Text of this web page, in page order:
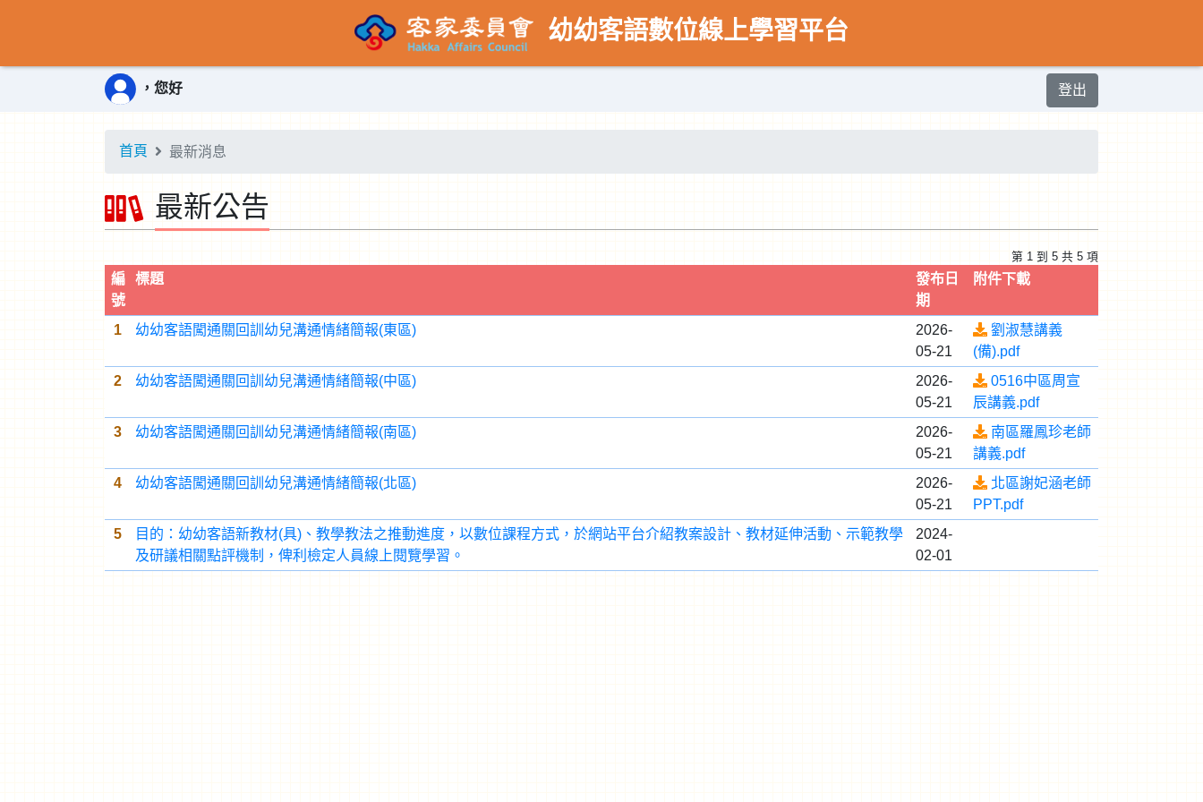
幼幼客語數位線上學習平台
，您好 登出
首頁 最新消息
最新公告
第 1 到 5 共 5 項
編
號
標題
發布日
期
附件下載
1 幼幼客語闖通關回訓幼兒溝通情緒簡報(東區)
2026-
05-21
劉淑慧講義
(備).pdf
2
幼幼客語闖通關回訓幼兒溝通情緒簡報(中區)
2026-
05-21
0516中區周宣
辰講義.pdf
3
幼幼客語闖通關回訓幼兒溝通情緒簡報(南區)
2026-
05-21
南區羅鳳珍老師
講義.pdf
4
幼幼客語闖通關回訓幼兒溝通情緒簡報(北區)
2026-
05-21
北區謝妃涵老師
PPT.pdf
5
目的：幼幼客語新教材(具)、教學教法之推動進度，以數位課程方式，於網站平台介紹教案設計、教材延伸活動、示範教學
及研議相關點評機制，俾利檢定人員線上閱覽學習。
2024-
02-01